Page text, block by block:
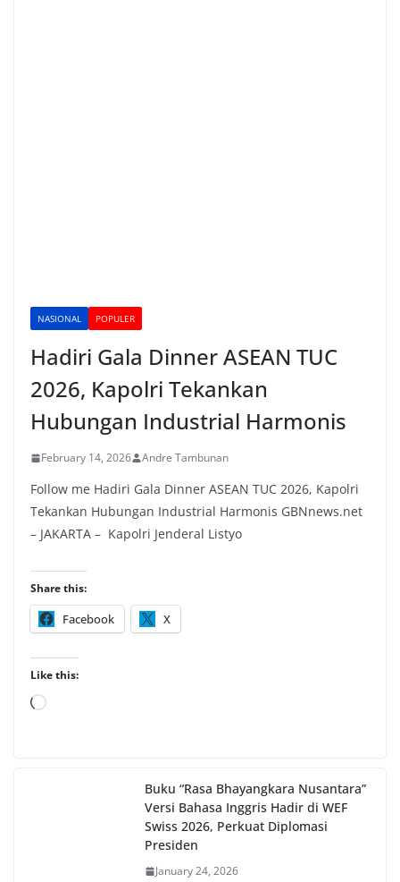
NASIONAL POPULER
Hadiri Gala Dinner ASEAN TUC
2026, Kapolri Tekankan
Hubungan Industrial Harmonis
February 14, 2026 Andre Tambunan
Follow me Hadiri Gala Dinner ASEAN TUC 2026, Kapolri
Tekankan Hubungan Industrial Harmonis GBNnews.net
– JAKARTA – Kapolri Jenderal Listyo
Share this:
Facebook X
Like this:
Loading…
Buku “Rasa Bhayangkara Nusantara”
Versi Bahasa Inggris Hadir di WEF
Swiss 2026, Perkuat Diplomasi
Presiden
January 24, 2026